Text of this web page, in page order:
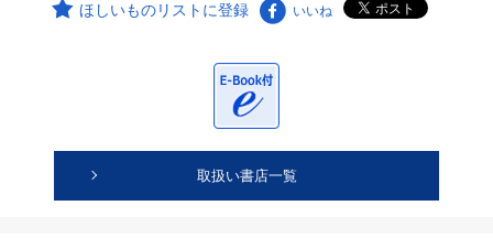
ほしいものリストに登録 いいね
取扱い書店一覧